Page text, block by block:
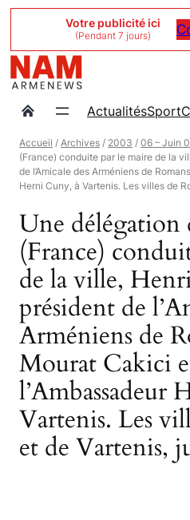
contenu
Votre publicité ici
(Pendant 7 jours)
ActualitésSport
Accueil /Archives / 2003 /06 – Juin
(France) conduite par le maire de la
de l’Amicale des Arméniens de
Herni Cuny, à Vartenis. Les villes de
Une délégation
(France)
de la ville,
président de
Arméniens de
Mourat Cakici
l’Ambassadeur
Vartenis. Les
et de Vartenis,